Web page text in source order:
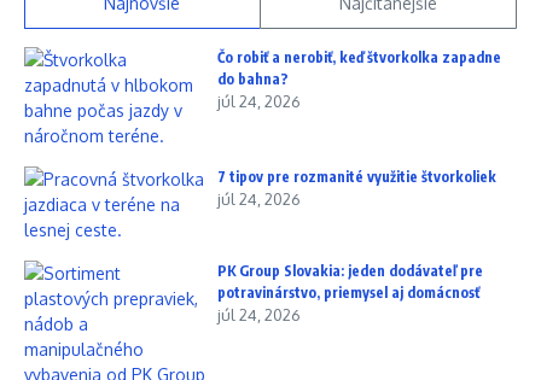
Čo robiť a nerobiť, keď štvorkolka zapadne
do bahna?
júl 24, 2026
7 tipov pre rozmanité využitie štvorkoliek
júl 24, 2026
PK Group Slovakia: jeden dodávateľ pre
potravinárstvo, priemysel aj domácnosť
júl 24, 2026